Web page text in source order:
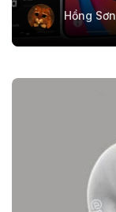
Hồng Sơn